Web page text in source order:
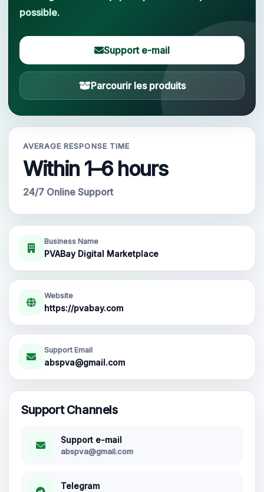
FAQ
Votre compte
CATÉGORIES
Google Voice
Comptes Gmail 2024
Comptes Gmail 2FA
Comptes Gmail 2022
Forwarding Gmail
possible.
Support e-mail
Parcourir les produits
AVERAGE RESPONSE TIME
Within 1–6 hours
24/7 Online Support
Business Name
PVABay Digital Marketplace
Website
https://pvabay.com
Support Email
abspva@gmail.com
Support Channels
Support e-mail
abspva@gmail.com
Telegram